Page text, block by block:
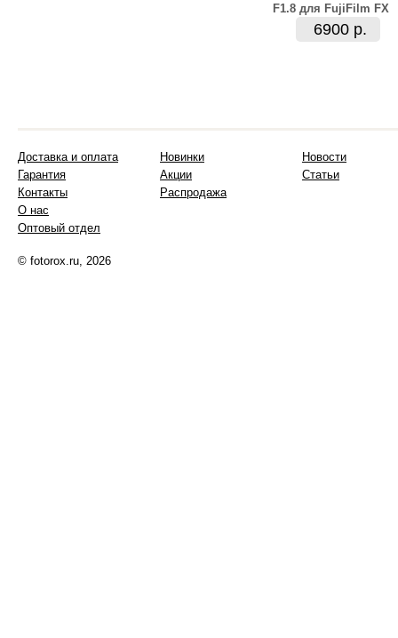
F1.8 для FujiFilm FX
6900 р.
Доставка и оплата
Гарантия
Контакты
О нас
Оптовый отдел
Новинки
Акции
Распродажа
Новости
Статьи
© fotorox.ru, 2026